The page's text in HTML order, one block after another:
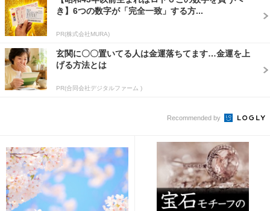
き】6つの数字が「完全一致」する方...
PR(株式会社MURA)
玄関に〇〇置いてる人は金運落ちてます…金運を上
げる方法とは
PR(合同会社デジタルファーム )
Recommended by